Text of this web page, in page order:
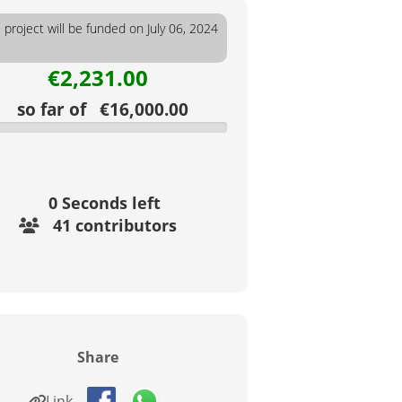
project will be funded on July 06, 2024
€2,231.00
so far of €16,000.00
0 Seconds left
41 contributors
Share